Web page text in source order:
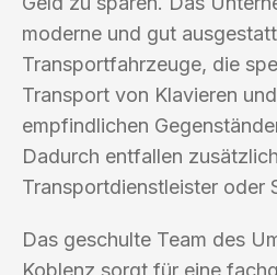
moderne und gut
Transportfahrzeuge, die
Transport von Klavieren
empfindlichen
Dadurch entfallen
Transportdienstleister oder
Das geschulte Team des
Koblenz sorgt für eine